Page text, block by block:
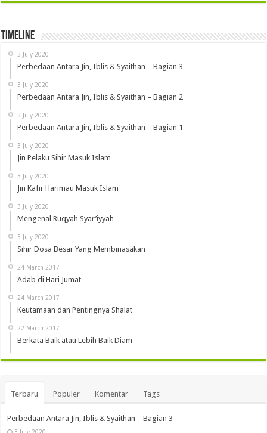
Timeline
3 July 2020
Perbedaan Antara Jin, Iblis & Syaithan – Bagian 3
3 July 2020
Perbedaan Antara Jin, Iblis & Syaithan – Bagian 2
3 July 2020
Perbedaan Antara Jin, Iblis & Syaithan – Bagian 1
3 July 2020
Jin Pelaku Sihir Masuk Islam
3 July 2020
Jin Kafir Harimau Masuk Islam
3 July 2020
Mengenal Ruqyah Syar’iyyah
3 July 2020
Sihir Dosa Besar Yang Membinasakan
24 March 2017
Adab di Hari Jumat
24 March 2017
Keutamaan dan Pentingnya Shalat
22 March 2017
Berkata Baik atau Lebih Baik Diam
Terbaru Populer Komentar Tags
Perbedaan Antara Jin, Iblis & Syaithan – Bagian 3